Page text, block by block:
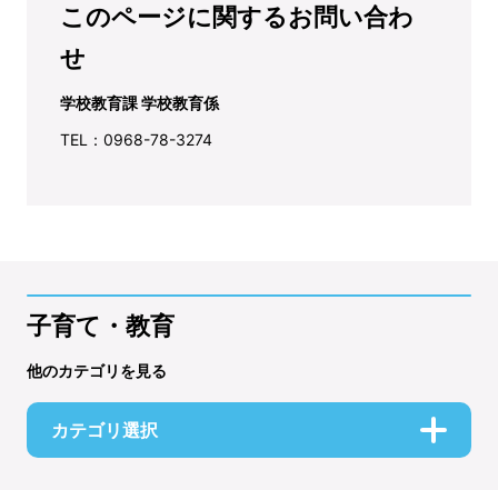
このページに関するお問い合わ
せ
学校教育課 学校教育係
TEL：0968-78-3274
子育て・教育
他のカテゴリを見る
カテゴリ選択